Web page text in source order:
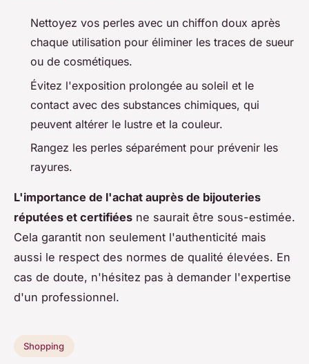
Nettoyez vos perles avec un chiffon doux après
chaque utilisation pour éliminer les traces de sueur
ou de cosmétiques.
Évitez l'exposition prolongée au soleil et le
contact avec des substances chimiques, qui
peuvent altérer le lustre et la couleur.
Rangez les perles séparément pour prévenir les
rayures.
L'importance de l'achat auprès de bijouteries
réputées et certifiées ne saurait être sous-estimée.
Cela garantit non seulement l'authenticité mais
aussi le respect des normes de qualité élevées. En
cas de doute, n'hésitez pas à demander l'expertise
d'un professionnel.
Shopping